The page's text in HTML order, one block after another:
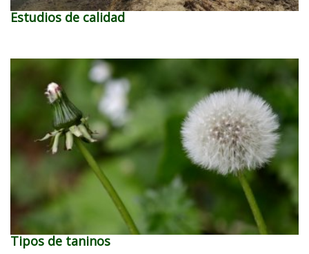
Estudios de calidad
Tipos de taninos